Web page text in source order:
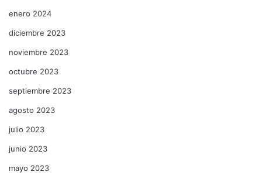
enero 2024
diciembre 2023
noviembre 2023
octubre 2023
septiembre 2023
agosto 2023
julio 2023
junio 2023
mayo 2023